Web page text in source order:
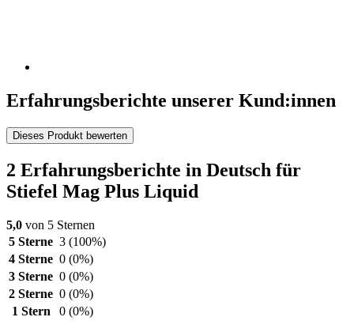
Erfahrungsberichte unserer Kund:innen
Dieses Produkt bewerten
2 Erfahrungsberichte in Deutsch für
Stiefel Mag Plus Liquid
5,0 von 5 Sternen
5 Sterne 3 (100%)
4 Sterne 0 (0%)
3 Sterne 0 (0%)
2 Sterne 0 (0%)
1 Stern
0 (0%)